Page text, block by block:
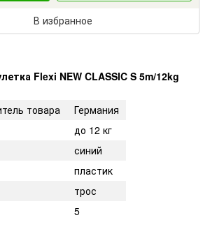
В избранное
Flexi NEW CLASSIC S 5m/12kg
товара
Германия
до 12 кг
синий
пластик
трос
5